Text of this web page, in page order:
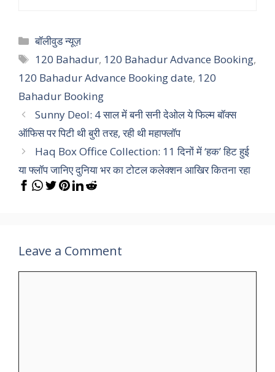
Categories
बॉलीवुड न्यूज़
Tags
120 Bahadur, 120 Bahadur Advance Booking,
120 Bahadur Advance Booking date, 120
Bahadur Booking
Sunny Deol: 4 साल में बनी सनी देओल ये फ‍िल्म बॉक्स
ऑफिस पर पिटी थी बुरी तरह, रही थी महाफ्लॉप
Haq Box Office Collection: 11 दिनों में ‘हक’ हिट हुई
या फ्लॉप जानिए दुनिया भर का टोटल कलेक्शन आखिर कितना रहा
Leave a Comment